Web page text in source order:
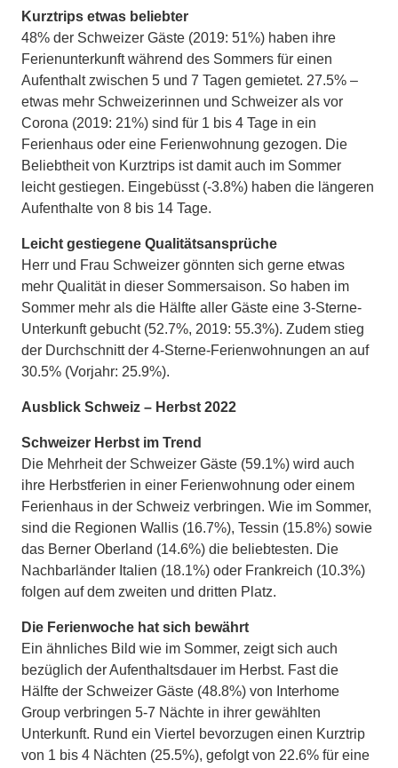
Kurztrips etwas beliebter
48% der Schweizer Gäste (2019: 51%) haben ihre
Ferienunterkunft während des Sommers für einen
Aufenthalt zwischen 5 und 7 Tagen gemietet. 27.5% –
etwas mehr Schweizerinnen und Schweizer als vor
Corona (2019: 21%) sind für 1 bis 4 Tage in ein
Ferienhaus oder eine Ferienwohnung gezogen. Die
Beliebtheit von Kurztrips ist damit auch im Sommer
leicht gestiegen. Eingebüsst (-3.8%) haben die längeren
Aufenthalte von 8 bis 14 Tage.
Leicht gestiegene Qualitätsansprüche
Herr und Frau Schweizer gönnten sich gerne etwas
mehr Qualität in dieser Sommersaison. So haben im
Sommer mehr als die Hälfte aller Gäste eine 3-Sterne-
Unterkunft gebucht (52.7%, 2019: 55.3%). Zudem stieg
der Durchschnitt der 4-Sterne-Ferienwohnungen an auf
30.5% (Vorjahr: 25.9%).
Ausblick Schweiz – Herbst 2022
Schweizer Herbst im Trend
Die Mehrheit der Schweizer Gäste (59.1%) wird auch
ihre Herbstferien in einer Ferienwohnung oder einem
Ferienhaus in der Schweiz verbringen. Wie im Sommer,
sind die Regionen Wallis (16.7%), Tessin (15.8%) sowie
das Berner Oberland (14.6%) die beliebtesten. Die
Nachbarländer Italien (18.1%) oder Frankreich (10.3%)
folgen auf dem zweiten und dritten Platz.
Die Ferienwoche hat sich bewährt
Ein ähnliches Bild wie im Sommer, zeigt sich auch
bezüglich der Aufenthaltsdauer im Herbst. Fast die
Hälfte der Schweizer Gäste (48.8%) von Interhome
Group verbringen 5-7 Nächte in ihrer gewählten
Unterkunft. Rund ein Viertel bevorzugen einen Kurztrip
von 1 bis 4 Nächten (25.5%), gefolgt von 22.6% für eine